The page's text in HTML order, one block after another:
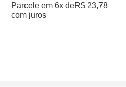
Parcele em 6x deR$ 23,78
com juros